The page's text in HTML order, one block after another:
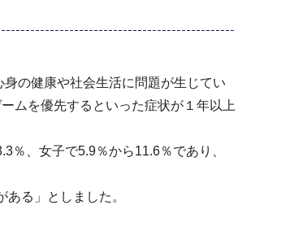
の健康や社会生活に問題が生じてい
ムを優先するといった症状が１年以上
、女子で5.9％から11.6％であり、
る」としました。